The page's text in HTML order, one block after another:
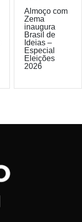
Almoço com
Zema
inaugura
Brasil de
Ideias –
Especial
Eleições
2026